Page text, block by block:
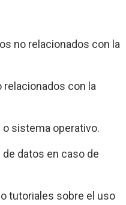
no relacionados con la
con la
sistema operativo.
datos en caso de
tutoriales sobre el uso